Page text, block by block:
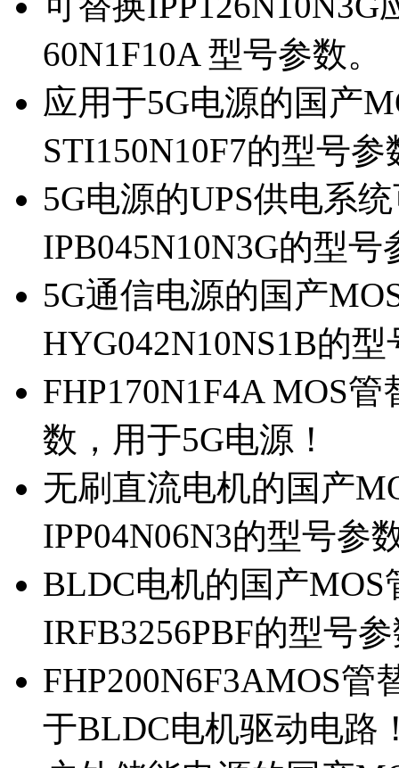
60N1F10A 型号参数。
应用于5G电源的国产
STI150N10F7的型号参
5G电源的UPS供电系
IPB045N10N3G的型号
5G通信电源的国产
HYG042N10NS1B的
FHP170N1F4A MOS
数，用于5G电源！
无刷直流电机的国产
IPP04N06N3的型号参
BLDC电机的国产MOS
IRFB3256PBF的型号
FHP200N6F3AMOS管
于BLDC电机驱动电路